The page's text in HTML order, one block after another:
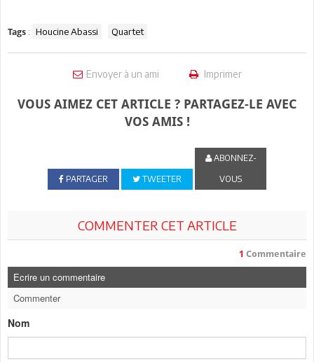
Tags : Houcine Abassi Quartet
Envoyer à un ami Imprimer
VOUS AIMEZ CET ARTICLE ? PARTAGEZ-LE AVEC
VOS AMIS !
PARTAGER TWEETER
ABONNEZ-
VOUS
COMMENTER CET ARTICLE
1 Commentaire
Ecrire un commentaire
Commenter
Nom